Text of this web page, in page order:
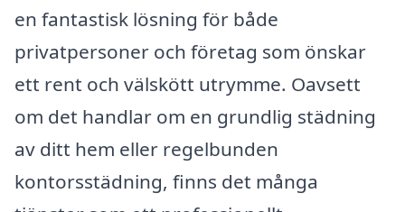
en fantastisk lösning för både
privatpersoner och företag som önskar
ett rent och välskött utrymme. Oavsett
om det handlar om en grundlig städning
av ditt hem eller regelbunden
kontorsstädning, finns det många